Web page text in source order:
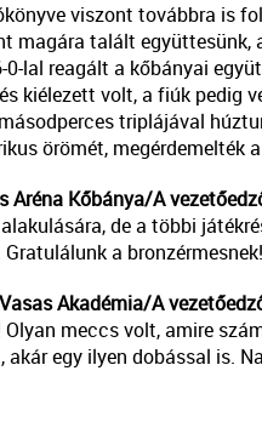
viszont továbbra is
magára talált együttesünk,
lal reagált a kőbányai
kiélezett volt, a fiúk pedig
triplájával
örömét, megérdemelték
Aréna Kőbánya/A
de a többi
a bronzérmesnek!
Akadémia/A
meccs volt, amire
egy ilyen dobással is.